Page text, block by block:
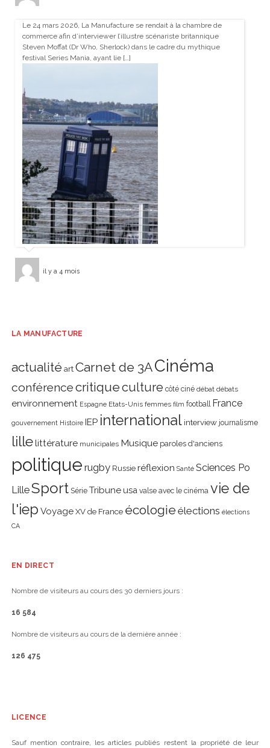
Le 24 mars 2026, La Manufacture se rendait à la chambre de
commerce afin d’interviewer l’illustre scénariste britannique
Steven Moffat (Dr Who, Sherlock) dans le cadre du mythique
festival Series Mania, ayant lie […]
il y a 4 mois
LA MANUFACTURE
actualité art Carnet de 3ACinéma
conférencecritiqueculture côté ciné débat débats
environnement Espagne Etats-Unis femmes film football France
gouvernement Histoire IEP international interview journalisme
lillelittérature municipales Musique paroles d'anciens
politique rugby Russie réflexion Santé Sciences Po
LilleSport Série Tribune usa valse avec le cinéma vie de
l'iep Voyage XV de France écologie élections élections
CA
EN DIRECT
Nombre de visiteurs au cours des 30 derniers jours :
16 584
Nombre de visiteurs au cours de la dernière année :
126 475
LICENCE
Sauf mention contraire, les articles publiés restent la propriété de leur